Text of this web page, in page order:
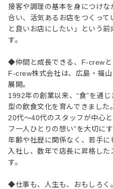
接客や調理の基本を身につけ
合い、活気あるお店をつくって
と良いお店にしたい」という
す。
◆仲間と成長できる、F-crewと
F-crew株式会社は、広島・福
展開。
1992年の創業以来、“食”を通
型の飲食文化を育んできました。
20代～40代のスタッフが中心
フ一人ひとりの想い”を大切にす
年齢や社歴に関係なく、若手
入社し、数年で店長に昇格し
す。
◆仕事も、人生も、おもしろく